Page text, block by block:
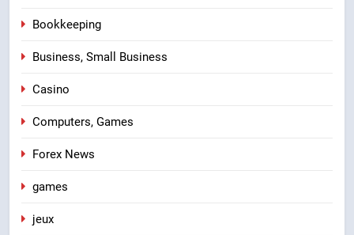
Bookkeeping
Business, Small Business
Casino
Computers, Games
Forex News
games
jeux